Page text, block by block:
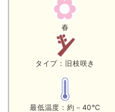
春
タイプ：旧枝咲き
最低温度：約－40℃